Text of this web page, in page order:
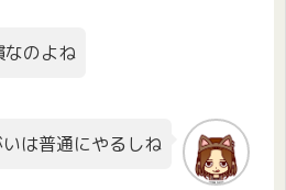
なのよね
は普通にやるしね